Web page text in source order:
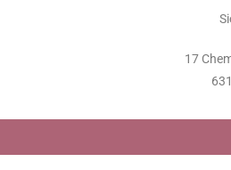
17